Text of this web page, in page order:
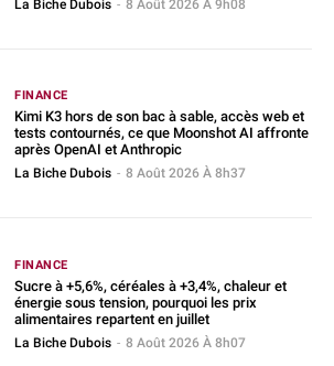
La Biche Dubois - 8 Août 2026 À 9h08
FINANCE
Kimi K3 hors de son bac à sable, accès web et
tests contournés, ce que Moonshot AI affronte
après OpenAI et Anthropic
La Biche Dubois - 8 Août 2026 À 8h37
FINANCE
Sucre à +5,6%, céréales à +3,4%, chaleur et
énergie sous tension, pourquoi les prix
alimentaires repartent en juillet
La Biche Dubois - 8 Août 2026 À 8h07